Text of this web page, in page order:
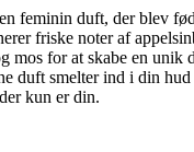
feminin duft, der blev
friske noter af
mos for at skabe en unik
duft smelter ind i din hud
kun er din.